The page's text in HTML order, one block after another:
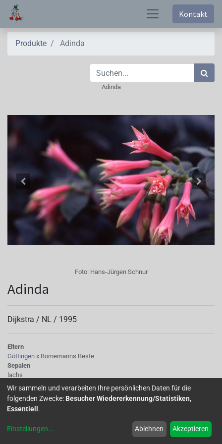
Kontakt
Produkte Adinda
Adinda
Foto: Hans-Jürgen Schnur
Adinda
Dijkstra / NL / 1995
Eltern
Göttingen x Bornemanns Beste
Sepalen
lachs
Korolle/Petalen
hellrosa
Knospe/Blüte
einfach, klein
stehend
Wir sammeln und verarbeiten Ihre persönlichen Daten für die
folgenden Zwecke: Besucher Wiedererkennung/Statistiken,
Essentiell .
Einstellungen... Ablehnen Akzeptieren